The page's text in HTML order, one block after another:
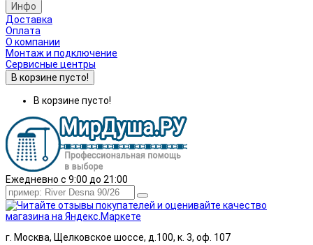
Инфо
Доставка
Оплата
О компании
Монтаж и подключение
Сервисные центры
В корзине пусто!
В корзине пусто!
Ежедневно с 9:00 до 21:00
г. Москва, Щелковское шоссе, д.100, к. 3, оф. 107